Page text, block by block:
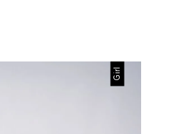
en la dirección
Girl